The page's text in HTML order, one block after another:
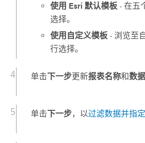
使用 Esri 默认模板 - 在五
选择。
使用自定义模板 - 浏览至
行选择。
单击下一步更新报表名称和数
单击下一步，以过滤数据并指